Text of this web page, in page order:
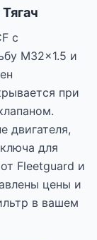
с
M32x1.5 и
при
двигателя,
для
Fleetguard и
цены и
в вашем